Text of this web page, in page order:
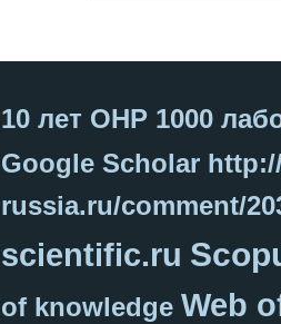
10 лет ОНР 1000
Google Scholar
russia.ru/comment/
scientific.ru
of knowledge Web